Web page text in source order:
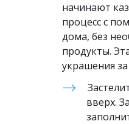
начинают
процесс с
дома, без
продукты.
украшения
вверх.